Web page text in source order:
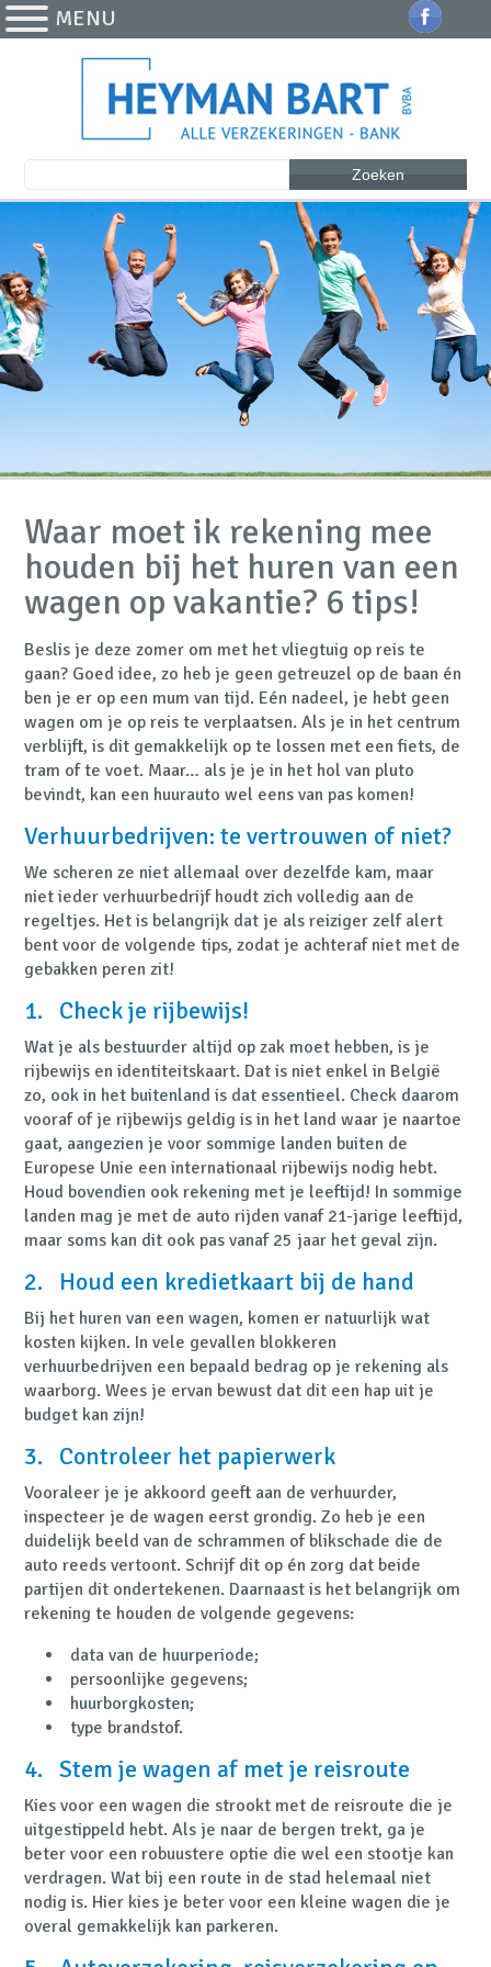
MENU
Zoeken
Waar moet ik rekening mee
houden bij het huren van een
wagen op vakantie? 6 tips!
Beslis je deze zomer om met het vliegtuig op reis te
gaan? Goed idee, zo heb je geen getreuzel op de baan én
ben je er op een mum van tijd. Eén nadeel, je hebt geen
wagen om je op reis te verplaatsen. Als je in het centrum
verblijft, is dit gemakkelijk op te lossen met een fiets, de
tram of te voet. Maar… als je je in het hol van pluto
bevindt, kan een huurauto wel eens van pas komen!
Verhuurbedrijven: te vertrouwen of niet?
We scheren ze niet allemaal over dezelfde kam, maar
niet ieder verhuurbedrijf houdt zich volledig aan de
regeltjes. Het is belangrijk dat je als reiziger zelf alert
bent voor de volgende tips, zodat je achteraf niet met de
gebakken peren zit!
1. Check je rijbewijs!
Wat je als bestuurder altijd op zak moet hebben, is je
rijbewijs en identiteitskaart. Dat is niet enkel in België
zo, ook in het buitenland is dat essentieel. Check daarom
vooraf of je rijbewijs geldig is in het land waar je naartoe
gaat, aangezien je voor sommige landen buiten de
Europese Unie een internationaal rijbewijs nodig hebt.
Houd bovendien ook rekening met je leeftijd! In sommige
landen mag je met de auto rijden vanaf 21-jarige leeftijd,
maar soms kan dit ook pas vanaf 25 jaar het geval zijn.
2. Houd een kredietkaart bij de hand
Bij het huren van een wagen, komen er natuurlijk wat
kosten kijken. In vele gevallen blokkeren
verhuurbedrijven een bepaald bedrag op je rekening als
waarborg. Wees je ervan bewust dat dit een hap uit je
budget kan zijn!
3. Controleer het papierwerk
Vooraleer je je akkoord geeft aan de verhuurder,
inspecteer je de wagen eerst grondig. Zo heb je een
duidelijk beeld van de schrammen of blikschade die de
auto reeds vertoont. Schrijf dit op én zorg dat beide
partijen dit ondertekenen. Daarnaast is het belangrijk om
rekening te houden de volgende gegevens:
data van de huurperiode;
persoonlijke gegevens;
huurborgkosten;
type brandstof.
4. Stem je wagen af met je reisroute
Kies voor een wagen die strookt met de reisroute die je
uitgestippeld hebt. Als je naar de bergen trekt, ga je
beter voor een robuustere optie die wel een stootje kan
verdragen. Wat bij een route in de stad helemaal niet
nodig is. Hier kies je beter voor een kleine wagen die je
overal gemakkelijk kan parkeren.